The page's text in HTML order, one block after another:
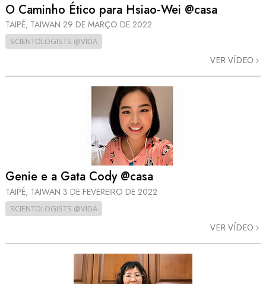
O Caminho Ético para Hsiao‑Wei @casa
TAIPÉ, TAIWAN 29 DE MARÇO DE 2022
SCIENTOLOGISTS @VIDA
VER VÍDEO
Genie e a Gata Cody @casa
TAIPÉ, TAIWAN 3 DE FEVEREIRO DE 2022
SCIENTOLOGISTS @VIDA
VER VÍDEO